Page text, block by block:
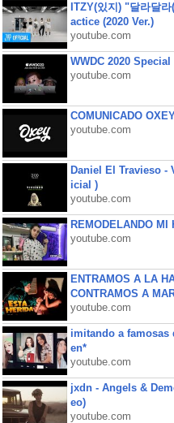
ITZY(있지) "달라달
actice (2020 Ver.)
youtube.com
WWDC 2020
youtube.com
COMUNICADO
youtube.com
Daniel El Travieso -
icial )
youtube.com
REMODELANDO MI
youtube.com
ENTRAMOS A LA
CONTRAMOS A
youtube.com
imitando a famosas
en*
youtube.com
jxdn - Angels &
eo)
youtube.com